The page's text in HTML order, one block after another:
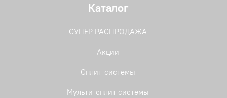
Каталог
СУПЕР РАСПРОДАЖА
Акции
Сплит-системы
Мульти-сплит системы